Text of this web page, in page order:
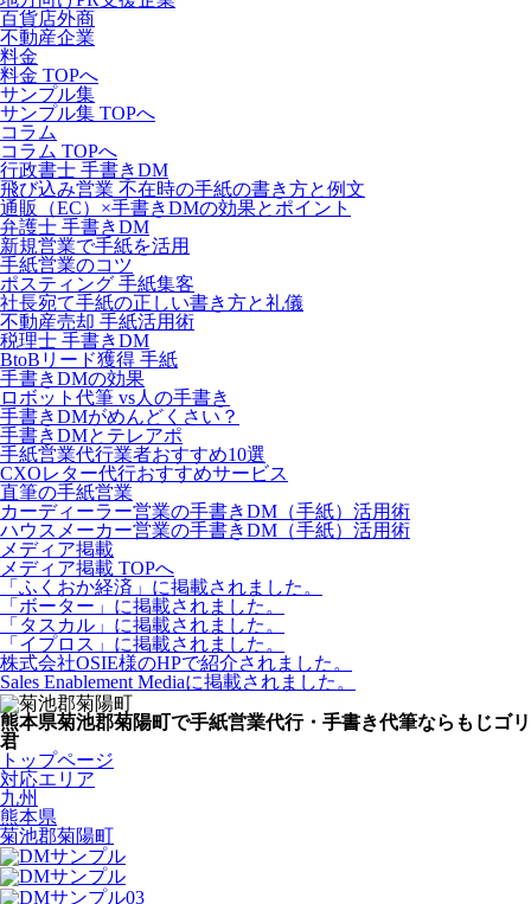
百貨店外商
不動産企業
料金
料金 TOPへ
サンプル集
サンプル集 TOPへ
コラム
コラム TOPへ
行政書士 手書きDM
飛び込み営業 不在時の手紙の書き方と例文
通販（EC）×手書きDMの効果とポイント
弁護士 手書きDM
新規営業で手紙を活用
手紙営業のコツ
ポスティング 手紙集客
社長宛て手紙の正しい書き方と礼儀
不動産売却 手紙活用術
税理士 手書きDM
BtoBリード獲得 手紙
手書きDMの効果
ロボット代筆 vs人の手書き
手書きDMがめんどくさい？
手書きDMとテレアポ
手紙営業代行業者おすすめ10選
CXOレター代行おすすめサービス
直筆の手紙営業
カーディーラー営業の手書きDM（手紙）活用術
ハウスメーカー営業の手書きDM（手紙）活用術
メディア掲載
メディア掲載 TOPへ
「ふくおか経済」に掲載されました。
「ボーター」に掲載されました。
「タスカル」に掲載されました。
「イプロス」に掲載されました。
株式会社OSIE様のHPで紹介されました。
Sales Enablement Mediaに掲載されました。
熊本県菊池郡菊陽町で手紙営業代行・手書き代筆ならもじゴリ
君
トップページ
対応エリア
九州
熊本県
菊池郡菊陽町